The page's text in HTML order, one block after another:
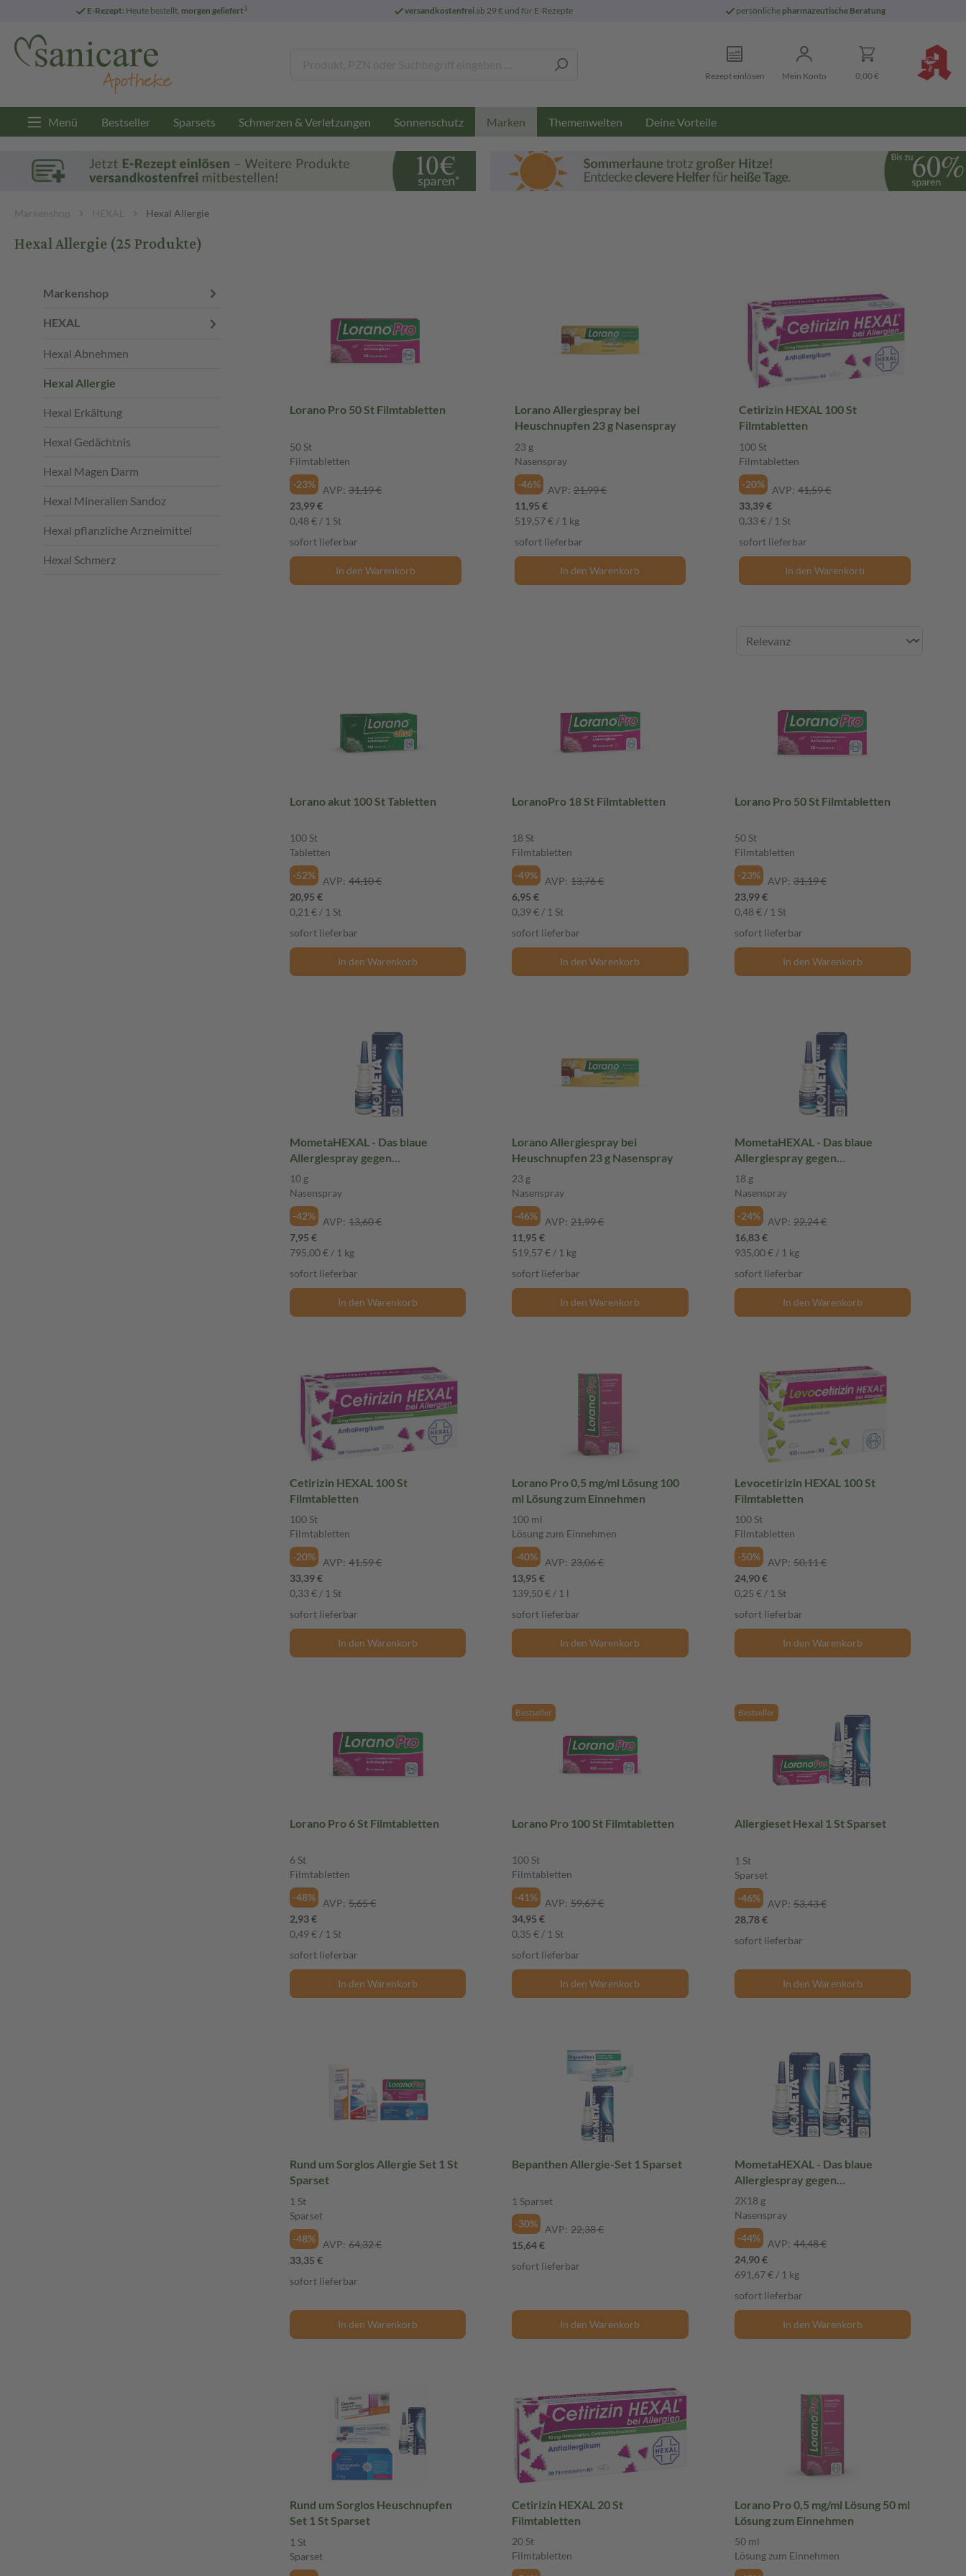
E-Rezept: Heute bestellt, morgen geliefert3 versandkostenfreiab 29 € und für E-Rezepte persönliche pharmazeutische Beratung
Rezept einlösen Mein Konto 0,00 €
Menü Bestseller Sparsets Schmerzen & Verletzungen Sonnenschutz Marken Themenwelten Deine Vorteile
Markenshop HEXAL Hexal Allergie
Hexal Allergie(25 Produkte)
Markenshop
HEXAL
Hexal Abnehmen
Hexal Allergie
Hexal Erkältung
Hexal Gedächtnis
Hexal Magen Darm
Hexal Mineralien Sandoz
Hexal pflanzliche Arzneimittel
Hexal Schmerz
Lorano Pro 50 St Filmtabletten
50 St
Filmtabletten
-23%
AVP: 31,19 €
23,99 €
0,48 € / 1 St
sofort lieferbar
In den Warenkorb
Lorano Allergiespray bei
Heuschnupfen 23 g Nasenspray
23 g
Nasenspray
-46%
AVP: 21,99 €
11,95 €
519,57 € / 1 kg
sofort lieferbar
In den Warenkorb
Cetirizin HEXAL 100 St
Filmtabletten
100 St
Filmtabletten
-20%
AVP: 41,59 €
33,39 €
0,33 € / 1 St
sofort lieferbar
In den Warenkorb
Lorano akut 100 St Tabletten
100 St
Tabletten
-52%
AVP: 44,10 €
20,95 €
0,21 € / 1 St
sofort lieferbar
In den Warenkorb
LoranoPro 18 St Filmtabletten
18 St
Filmtabletten
-49%
AVP: 13,76 €
6,95 €
0,39 € / 1 St
sofort lieferbar
In den Warenkorb
Lorano Pro 50 St Filmtabletten
50 St
Filmtabletten
-23%
AVP: 31,19 €
23,99 €
0,48 € / 1 St
sofort lieferbar
In den Warenkorb
MometaHEXAL - Das blaue
Allergiespray gegen
Heuschnupfen 10 g Nasenspray
10 g
Nasenspray
-42%
AVP: 13,60 €
7,95 €
795,00 € / 1 kg
sofort lieferbar
In den Warenkorb
Lorano Allergiespray bei
Heuschnupfen 23 g Nasenspray
23 g
Nasenspray
-46%
AVP: 21,99 €
11,95 €
519,57 € / 1 kg
sofort lieferbar
In den Warenkorb
MometaHEXAL - Das blaue
Allergiespray gegen
Heuschnupfen 18 g Nasenspray
18 g
Nasenspray
-24%
AVP: 22,24 €
16,83 €
935,00 € / 1 kg
sofort lieferbar
In den Warenkorb
Cetirizin HEXAL 100 St
Filmtabletten
100 St
Filmtabletten
-20%
AVP: 41,59 €
33,39 €
0,33 € / 1 St
sofort lieferbar
In den Warenkorb
Lorano Pro 0,5 mg/ml Lösung 100
ml Lösung zum Einnehmen
100 ml
Lösung zum Einnehmen
-40%
AVP: 23,06 €
13,95 €
139,50 € / 1 l
sofort lieferbar
In den Warenkorb
Levocetirizin HEXAL 100 St
Filmtabletten
100 St
Filmtabletten
-50%
AVP: 50,11 €
24,90 €
0,25 € / 1 St
sofort lieferbar
In den Warenkorb
Lorano Pro 6 St Filmtabletten
6 St
Filmtabletten
-48%
AVP: 5,65 €
2,93 €
0,49 € / 1 St
sofort lieferbar
In den Warenkorb
Bestseller
Lorano Pro 100 St Filmtabletten
100 St
Filmtabletten
-41%
AVP: 59,67 €
34,95 €
0,35 € / 1 St
sofort lieferbar
In den Warenkorb
Bestseller
Allergieset Hexal 1 St Sparset
1 St
Sparset
-46%
AVP: 53,43 €
28,78 €
sofort lieferbar
In den Warenkorb
Rund um Sorglos Allergie Set 1 St
Sparset
1 St
Sparset
-48%
AVP: 64,32 €
33,35 €
sofort lieferbar
In den Warenkorb
Bepanthen Allergie-Set 1 Sparset
1 Sparset
-30%
AVP: 22,38 €
15,64 €
sofort lieferbar
In den Warenkorb
MometaHEXAL - Das blaue
Allergiespray gegen
Heuschnupfen Doppelpack 2X18
g Nasenspray
2X18 g
Nasenspray
-44%
AVP: 44,48 €
24,90 €
691,67 € / 1 kg
sofort lieferbar
In den Warenkorb
Rund um Sorglos Heuschnupfen
Set 1 St Sparset
1 St
Sparset
Cetirizin HEXAL 20 St
Filmtabletten
20 St
Filmtabletten
Lorano Pro 0,5 mg/ml Lösung 50 ml
Lösung zum Einnehmen
50 ml
Lösung zum Einnehmen